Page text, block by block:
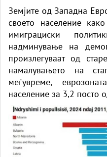
Земјите од Западна
своето население
имиграциски
надминување на
произлегуваат од
намалувањето на
меѓувреме,
население за 3,2 посто